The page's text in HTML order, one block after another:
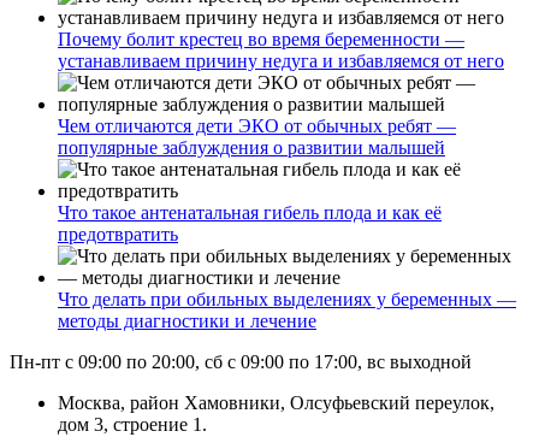
Почему болит крестец во время беременности —
устанавливаем причину недуга и избавляемся от него
Чем отличаются дети ЭКО от обычных ребят —
популярные заблуждения о развитии малышей
Что такое антенатальная гибель плода и как её
предотвратить
Что делать при обильных выделениях у беременных —
методы диагностики и лечение
Пн-пт с 09:00 по 20:00, сб с 09:00 по 17:00, вс выходной
Москва, район Хамовники, Олсуфьевский переулок,
дом 3, строение 1.